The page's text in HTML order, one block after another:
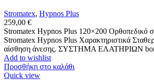
Stromatex, Hypnos Plus
259,00 €
Stromatex Hypnos Plus 120×200 Ορθοπεδικό
Stromatex Hypnos Plus Χαρακτηριστικά
αίσθηση άνεσης. ΣΥΣΤΗΜΑ ΕΛΑΤΗΡΙΩΝ
Add to wishlist
Προσθήκη στο καλάθι
Quick view